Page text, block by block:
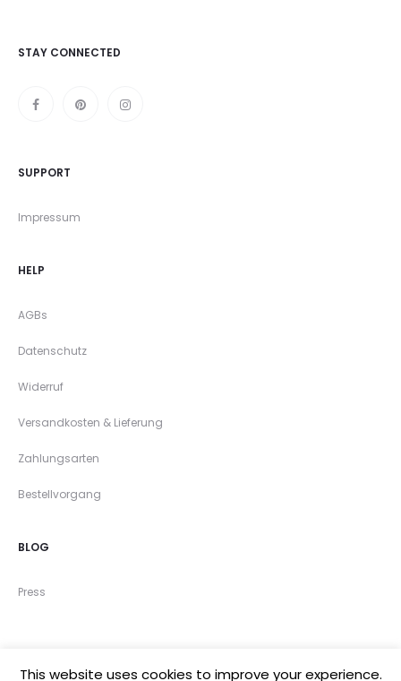
STAY CONNECTED
SUPPORT
Impressum
HELP
AGBs
Datenschutz
Widerruf
Versandkosten & Lieferung
Zahlungsarten
Bestellvorgang
BLOG
Press
This website uses cookies to improve your experience.